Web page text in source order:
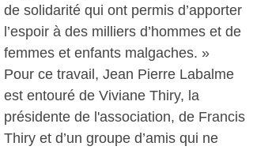
de solidarité qui ont permis d’apporter
l’espoir à des milliers d’hommes et de
femmes et enfants malgaches. »
Pour ce travail, Jean Pierre Labalme
est entouré de Viviane Thiry, la
présidente de l'association, de Francis
Thiry et d’un groupe d’amis qui ne